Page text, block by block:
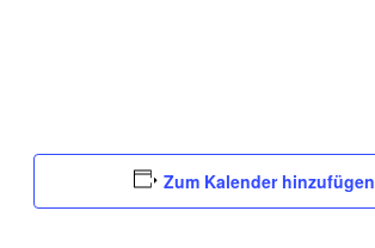
Zum Kalender hinzufügen